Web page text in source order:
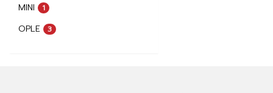
MINI 1
OPLE 3